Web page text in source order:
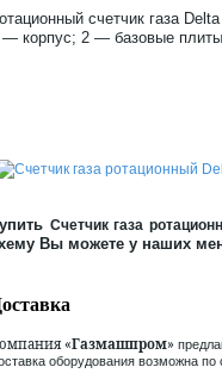
счетчик газа Delta
— корпус; 2 — базовые
Счетчик газа
Вы можете у наших
«Газмашпром»
оборудования возможна